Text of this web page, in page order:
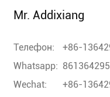
Mr. Addixiang
Телефон:
+86-
Whatsapp:
Wechat:
+86-